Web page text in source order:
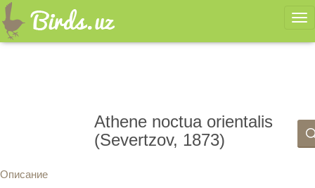
Athene noctua orientalis
(Severtzov, 1873)
Описание